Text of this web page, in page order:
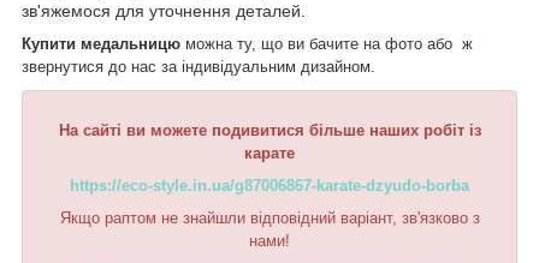
зв'яжемося для уточнення деталей.
Купити медальницю можна ту, що ви бачите на фото або ж
звернутися до нас за індивідуальним дизайном.
На сайті ви можете подивитися більше наших робіт із
карате
https://eco-style.in.ua/g87006867-karate-dzyudo-borba
Якщо раптом не знайшли відповідний варіант, зв'язково з
нами!